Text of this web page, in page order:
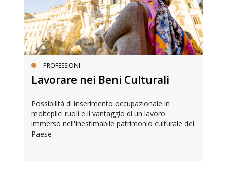
PROFESSIONI
Lavorare nei Beni Culturali
Possibilità di inserimento occupazionale in
molteplici ruoli e il vantaggio di un lavoro
immerso nell'inestimabile patrimonio culturale del
Paese